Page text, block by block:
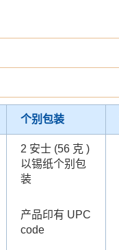
个别包装
2 安士 (56 克 )
以锡纸个别包
装
产品印有 UPC
code